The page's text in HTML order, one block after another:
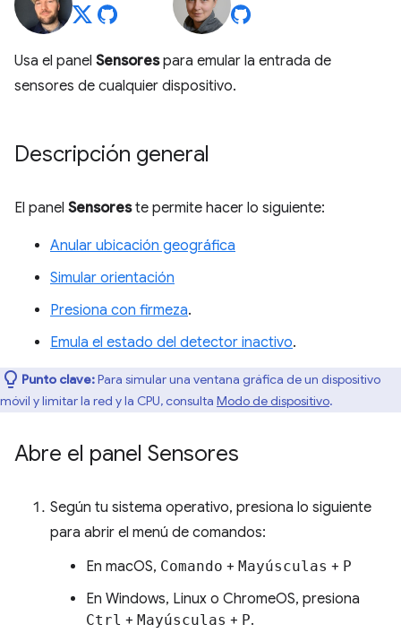
Usa el panel Sensorespara emular la entrada de
sensores de cualquier dispositivo.
Descripción general
El panel Sensoreste permite hacer lo siguiente:
Anular ubicación geográfica
Simular orientación
Presiona con firmeza.
Emula el estado del detector inactivo.
Punto clave:Para simular una ventana gráfica de un dispositivo
móvil y limitar la red y la CPU, consulta Modo de dispositivo.
Abre el panel Sensores
Según tu sistema operativo, presiona lo siguiente
para abrir el menú de comandos:
En macOS, Comando + Mayúsculas + P
En Windows, Linux o ChromeOS, presiona
Ctrl + Mayúsculas + P.